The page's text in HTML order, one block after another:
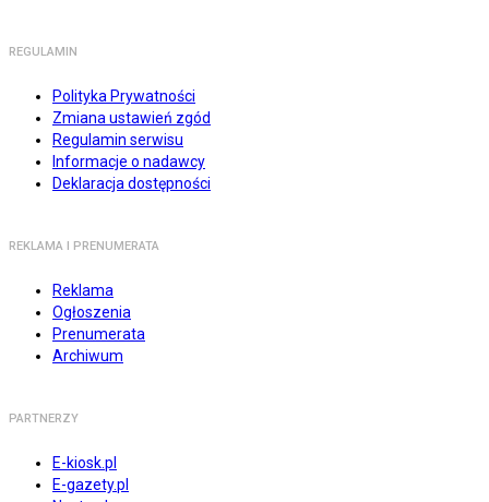
REGULAMIN
Polityka Prywatności
Zmiana ustawień zgód
Regulamin serwisu
Informacje o nadawcy
Deklaracja dostępności
REKLAMA I PRENUMERATA
Reklama
Ogłoszenia
Prenumerata
Archiwum
PARTNERZY
E-kiosk.pl
E-gazety.pl